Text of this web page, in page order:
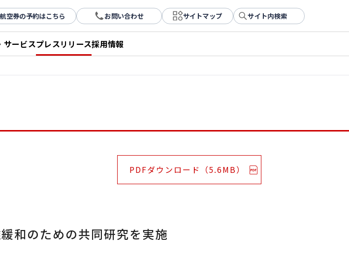
航空券の予約はこちら お問い合わせ サイトマップ サイト内検索
サービスプレスリリース採用情報
PDFダウンロード（5.6MB）
和のための共同研究を実施